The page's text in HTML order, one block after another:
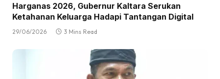
Harganas 2026, Gubernur Kaltara Serukan
Ketahanan Keluarga Hadapi Tantangan Digital
29/06/2026 3 Mins Read